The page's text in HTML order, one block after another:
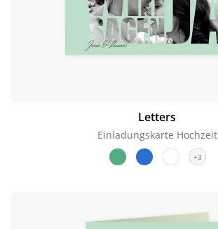
Letters
Einladungskarte Hochzeit
+3